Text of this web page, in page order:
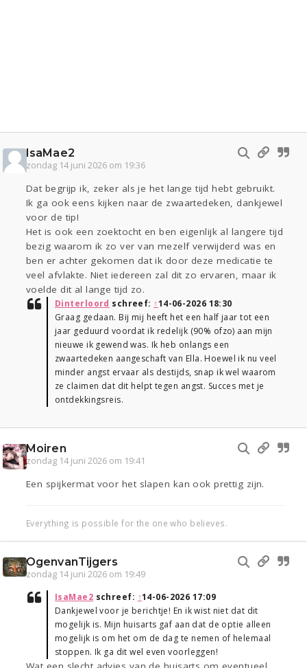
IsaMae2
zondag 14 juni 2026 om 19:36
Dat begrijp ik, zeker als je het lange tijd hebt gebruikt.
Ik ga ook eens kijken naar de zwaartedeken, dankjewel
voor de tip!
Het is ook een zoektocht en ben eigenlijk al langere tijd
bezig waarom ik zo ver van mezelf verwijderd was en
ben er achter gekomen dat ik door deze medicatie te
veel afvlakte. Niet iedereen zal dit zo ervaren, maar ik
voelde dit al lange tijd zo.
Dinterloord schreef: ↑14-06-2026 18:30
Graag gedaan. Bij mij heeft het een half jaar tot een
jaar geduurd voordat ik redelijk (90% ofzo) aan mijn
nieuwe ik gewend was. Ik heb onlangs een
zwaartedeken aangeschaft van Ella. Hoewel ik nu veel
minder angst ervaar als destijds, snap ik wel waarom
ze claimen dat dit helpt tegen angst. Succes met je
ontdekkingsreis.
Moiren
zondag 14 juni 2026 om 19:41
Een spijkermat voor het slapen kan ook prettig zijn.
Everything is possible for the one who believes.
OgenvanTijgers
zondag 14 juni 2026 om 19:49
IsaMae2 schreef: ↑14-06-2026 17:09
Dankjewel voor je berichtje! En ik wist niet dat dit
mogelijk is. Mijn huisarts gaf aan dat de optie alleen
mogelijk is om het om de dag te nemen of helemaal
stoppen. Ik ga dit wel even voorleggen!